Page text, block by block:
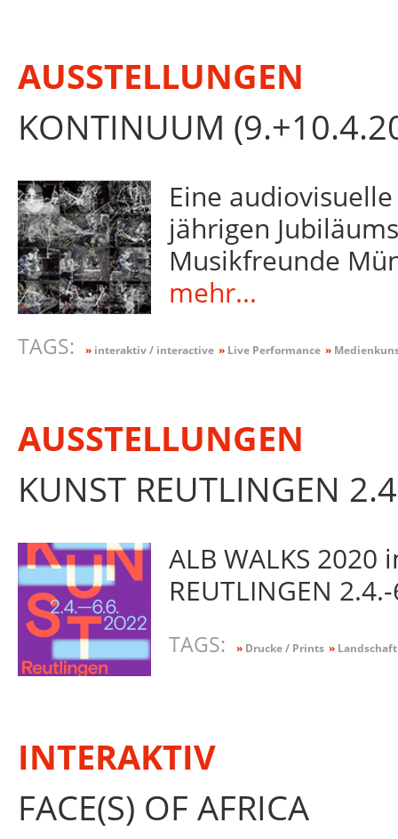
AUSSTELLUNGEN
KONTINUUM
Eine
jährigen
Musikfreunde
mehr...
TAGS: »interaktiv / interactive »Live Performance »
AUSSTELLUNGEN
KUNST REUTLINGEN
ALB WALKS 2020
REUTLINGEN
TAGS: »Drucke / Prints »Landschaft
INTERAKTIV
FACE(S) OF AFRICA